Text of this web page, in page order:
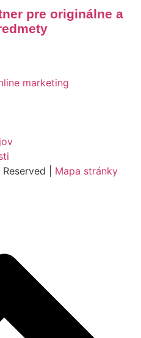
pre originálne a
| Mapa stránky